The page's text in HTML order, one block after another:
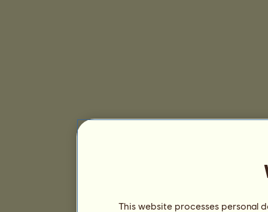
This website processes personal